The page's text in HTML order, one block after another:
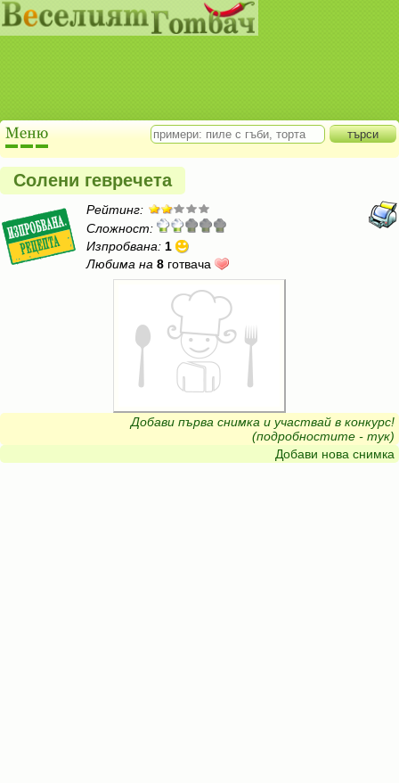
Солени гевречета
Рейтинг:
Сложност:
Изпробвана: 1
Любима на 8 готвача
Добави първа снимка и участвай в конкурс!
(подробностите - тук)
Добави нова снимка